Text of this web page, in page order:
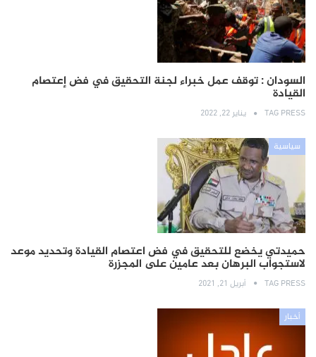
السودان : توقف عمل خبراء لجنة التحقيق في فض إعتصام
القيادة
TAG PRESS يناير 22, 2022
سياسية
حميدتي يخضع للتحقيق في فض اعتصام القيادة وتحديد موعد
لاستجواب البرهان بعد عامين على المجزرة
TAG PRESS أبريل 21, 2021
أخبار